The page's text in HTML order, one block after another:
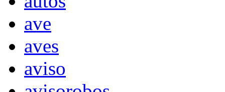
ave
aves
aviso